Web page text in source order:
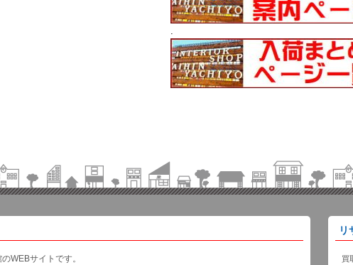
.
WEBサイトです。
リ
買